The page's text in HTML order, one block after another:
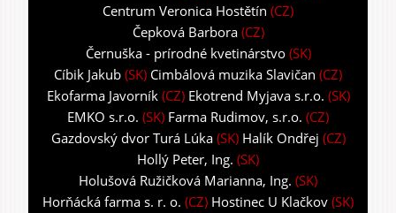
Centrum Veronica Hostětín (CZ)
Čepková Barbora(CZ)
Černuška - prírodné kvetinárstvo(SK)
Cíbik Jakub (SK) Cimbálová muzika Slavičan (CZ)
Ekofarma Javorník(CZ) Ekotrend Myjava s.r.o. (SK)
EMKO s.r.o. (SK) Farma Rudimov, s.r.o. (CZ)
Gazdovský dvor Turá Lúka(SK) Halík Ondřej (CZ)
Hollý Peter, Ing. (SK)
Holušová Ružičková Marianna, Ing. (SK)
Horňácká farma s. r. o. (CZ) Hostinec U Klačkov (SK)